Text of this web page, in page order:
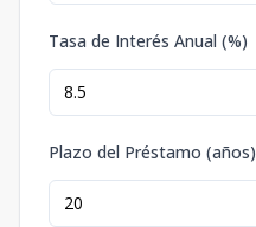
Tasa de Interés Anual (%)
Plazo del Préstamo (años)